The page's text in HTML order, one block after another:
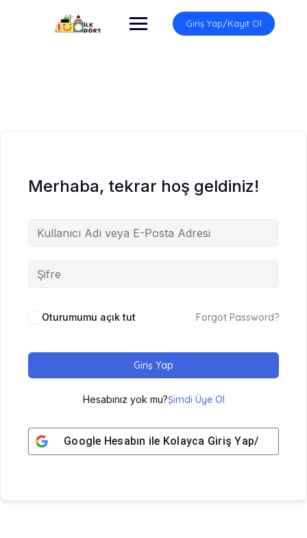
Giriş Yap/Kayıt Ol
Merhaba, tekrar hoş geldiniz!
Oturumumu açık tut Forgot Password?
Giriş Yap
Hesabınız yok mu?Şimdi Üye Ol
Google Hesabın ile Kolayca Giriş Yap/ Üye Ol